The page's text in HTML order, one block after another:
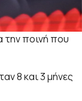
ποινή που
8 και 3 μήνες